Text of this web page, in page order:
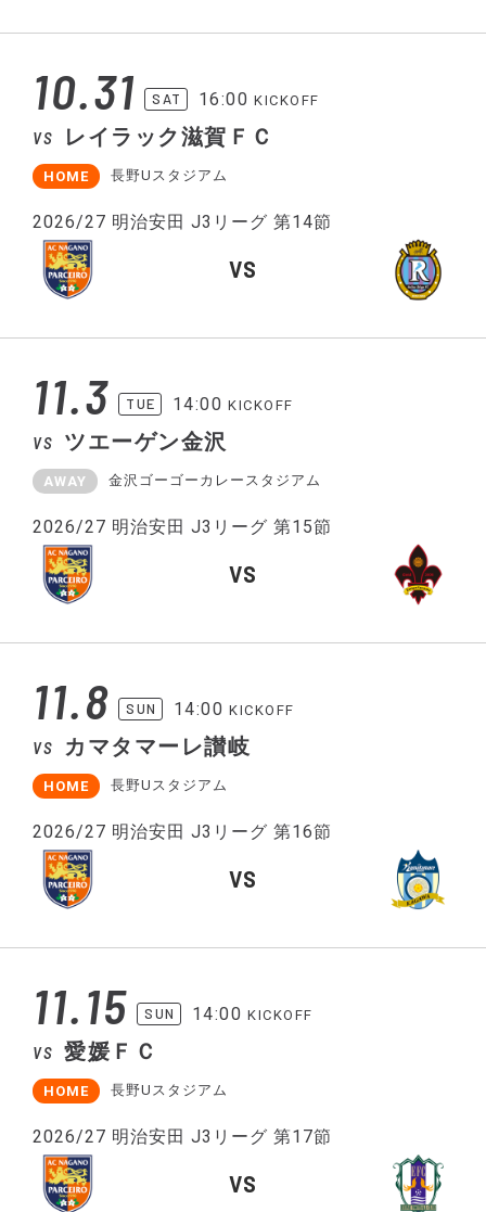
10.31 SAT 16:00 KICKOFF
VS レイラック滋賀ＦＣ
HOME 長野Uスタジアム
2026/27 明治安田 J3リーグ 第14節
VS
11.3 TUE 14:00 KICKOFF
VS ツエーゲン金沢
AWAY 金沢ゴーゴーカレースタジアム
2026/27 明治安田 J3リーグ 第15節
VS
11.8 SUN 14:00 KICKOFF
VS カマタマーレ讃岐
HOME 長野Uスタジアム
2026/27 明治安田 J3リーグ 第16節
VS
11.15 SUN 14:00 KICKOFF
VS 愛媛ＦＣ
HOME 長野Uスタジアム
2026/27 明治安田 J3リーグ 第17節
VS